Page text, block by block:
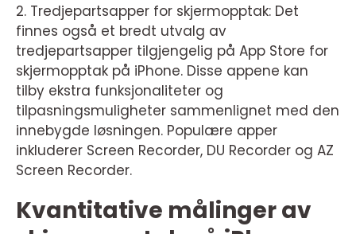
2. Tredjepartsapper for skjermopptak: Det
finnes også et bredt utvalg av
tredjepartsapper tilgjengelig på App Store for
skjermopptak på iPhone. Disse appene kan
tilby ekstra funksjonaliteter og
tilpasningsmuligheter sammenlignet med den
innebygde løsningen. Populære apper
inkluderer Screen Recorder, DU Recorder og AZ
Screen Recorder.
Kvantitative målinger av